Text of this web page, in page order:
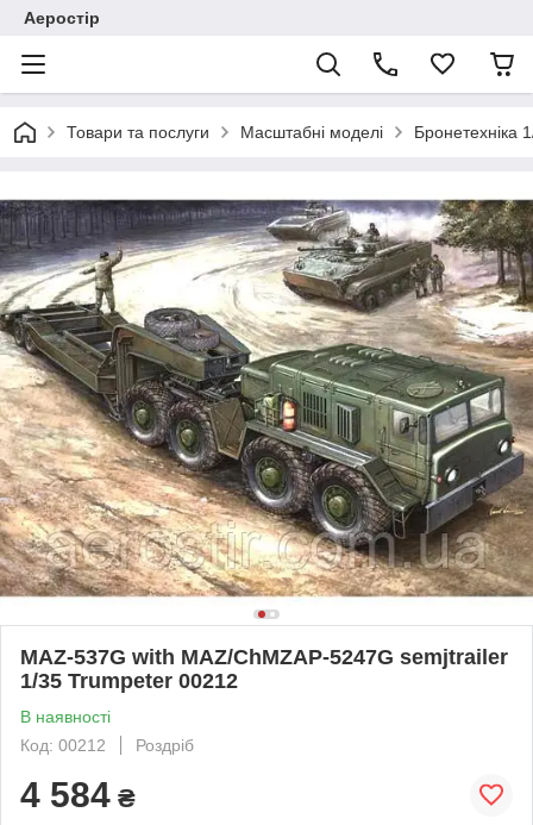
Аеростір
Товари та послуги Масштабні моделі Бронетехніка
MAZ-537G with MAZ/ChMZAP-5247G semjtrailer
1/35 Trumpeter 00212
В наявності
Код: 00212
Роздріб
4 584 ₴